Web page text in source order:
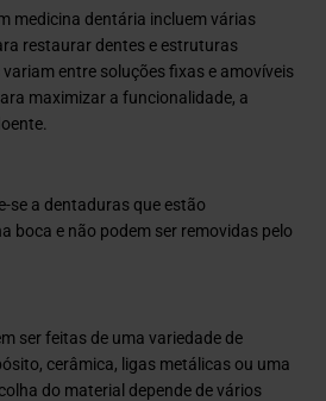
medicina dentária incluem várias
restaurar dentes e estruturas
entre soluções fixas e amovíveis
maximizar a funcionalidade, a
se a dentaduras que estão
boca e não podem ser removidas pelo
ser feitas de uma variedade de
cerâmica, ligas metálicas ou uma
do material depende de vários